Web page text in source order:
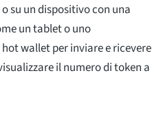
su un dispositivo con una
un tablet o uno
wallet per inviare e ricevere
il numero di token a